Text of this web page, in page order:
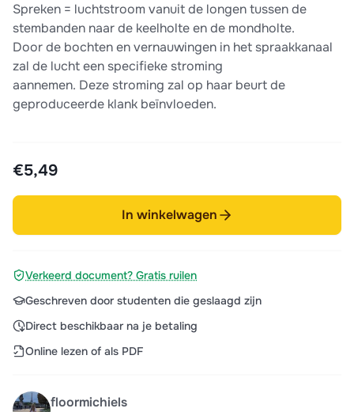
Spreken = luchtstroom vanuit de longen tussen de
stembanden naar de keelholte en de mondholte.
Door de bochten en vernauwingen in het spraakkanaal
zal de lucht een specifieke stroming
aannemen. Deze stroming zal op haar beurt de
geproduceerde klank beïnvloeden.
€5,49
In winkelwagen
Verkeerd document? Gratis ruilen
Geschreven door studenten die geslaagd zijn
Direct beschikbaar na je betaling
Online lezen of als PDF
floormichiels